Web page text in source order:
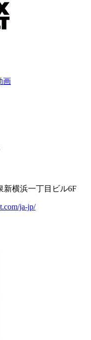
画
横浜一丁目ビル6F
ja-jp/